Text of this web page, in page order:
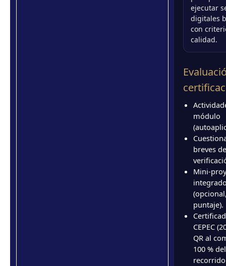
ejecutar
digitales
con
calidad.
módulo
breves de
Mini-
puntaje).
CEPEC
QR al
100 % del